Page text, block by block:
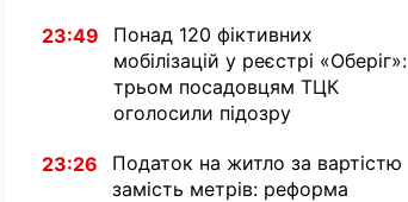
23:49
Понад 120 фіктивних
мобілізацій у реєстрі «Оберіг»:
трьом посадовцям ТЦК
оголосили підозру
23:26
Податок на житло за вартістю
замість метрів: реформа